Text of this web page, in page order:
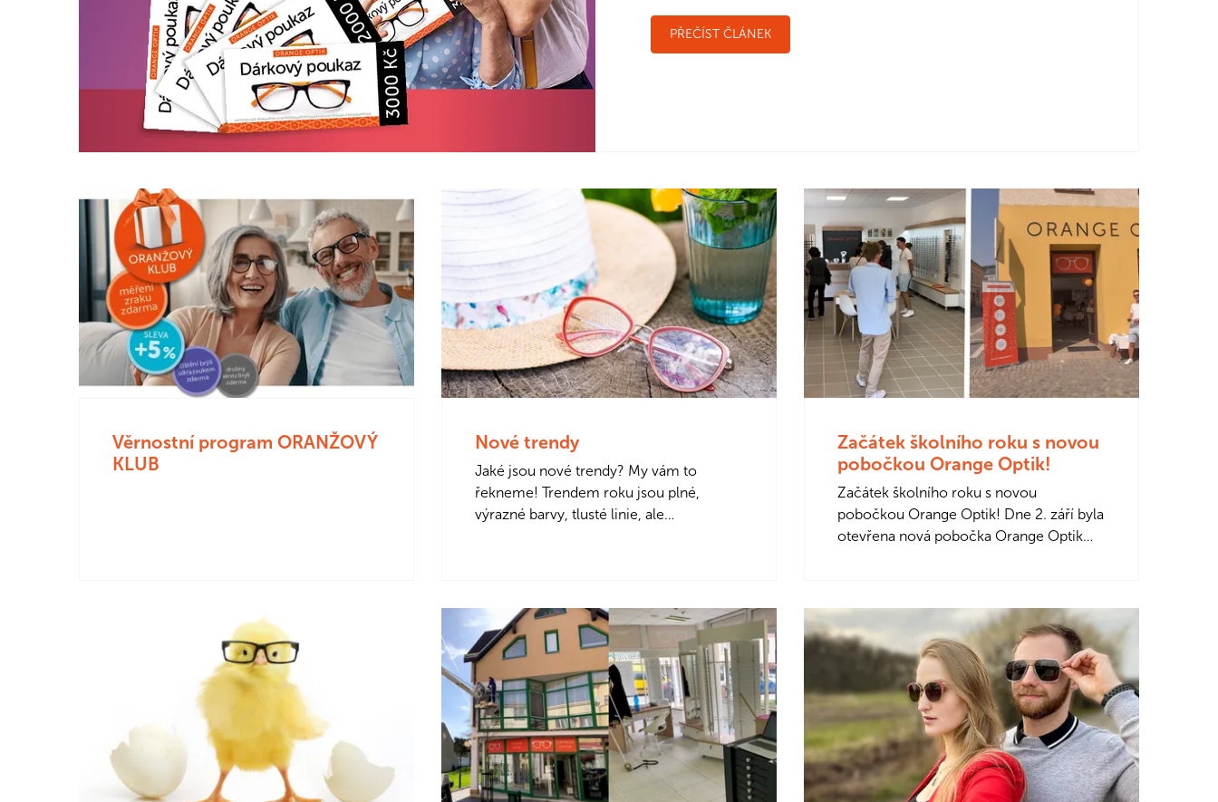
PŘEČÍST ČLÁNEK
Věrnostní program ORANŽOVÝ
KLUB
Nové trendy
Jaké jsou nové trendy? My vám to
řekneme! Trendem roku jsou plné,
výrazné barvy, tlusté linie, ale
Začátek školního roku s novou
pobočkou Orange Optik!
Začátek školního roku s novou
pobočkou Orange Optik! Dne 2. září byla
otevřena nová pobočka Orange Optik